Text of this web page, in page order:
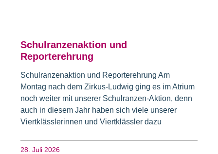
Schulranzenaktion und
Reporterehrung
Schulranzenaktion und Reporterehrung Am
Montag nach dem Zirkus-Ludwig ging es im Atrium
noch weiter mit unserer Schulranzen-Aktion, denn
auch in diesem Jahr haben sich viele unserer
Viertklässlerinnen und Viertklässler dazu
28. Juli 2026